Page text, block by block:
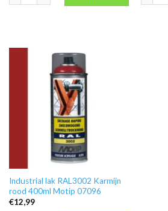
Industrial lak RAL3002 Karmijn
rood 400ml Motip 07096
€12,99